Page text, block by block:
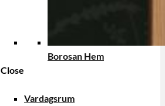
Borosan Hem
Close
Vardagsrum